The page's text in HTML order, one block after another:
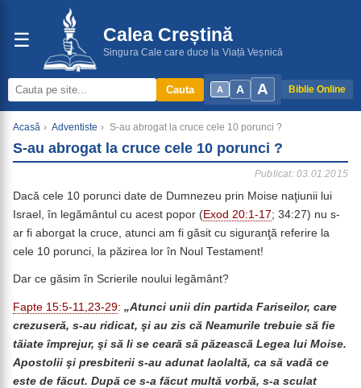
☰ Calea Creștină
Singura Cale care duce la Viață Veșnică
A A A Biblie Online
Cauta
Acasă › Adventiste › S-au abrogat la cruce cele 10 porunci ?
S-au abrogat la cruce cele 10 porunci ?
Publicat: 03.01.2015
Dacă cele 10 porunci date de Dumnezeu prin Moise naţiunii lui
Israel, în legământul cu acest popor (Exod 20:1-17; 34:27) nu s-
ar fi aborgat la cruce, atunci am fi găsit cu siguranţă referire la
cele 10 porunci, la păzirea lor în Noul Testament!
Dar ce găsim în Scrierile noului legământ?
Fapte 15:5-11,23-29: „Atunci unii din partida Fariseilor, care
crezuseră, s-au ridicat, şi au zis că Neamurile trebuie să fie
tăiate împrejur, şi să li se ceară să păzească Legea lui Moise.
Apostolii şi presbiterii s-au adunat laolaltă, ca să vadă ce
este de făcut. După ce s-a făcut multă vorbă, s-a sculat